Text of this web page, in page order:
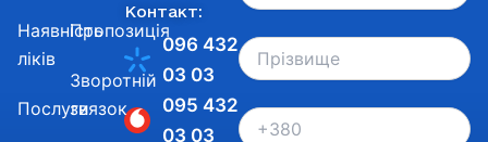
Контакт:
096 432
03 03
095 432
03 03
Наявність
ліків
Послуги
Пропозиція
Зворотній
звязок